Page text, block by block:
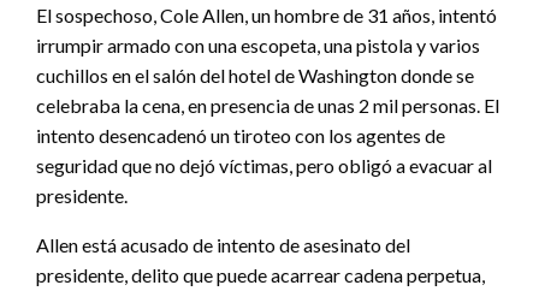
El sospechoso, Cole Allen, un hombre de 31 años, intentó
irrumpir armado con una escopeta, una pistola y varios
cuchillos en el salón del hotel de Washington donde se
celebraba la cena, en presencia de unas 2 mil personas. El
intento desencadenó un tiroteo con los agentes de
seguridad que no dejó víctimas, pero obligó a evacuar al
presidente.
Allen está acusado de intento de asesinato del
presidente, delito que puede acarrear cadena perpetua,